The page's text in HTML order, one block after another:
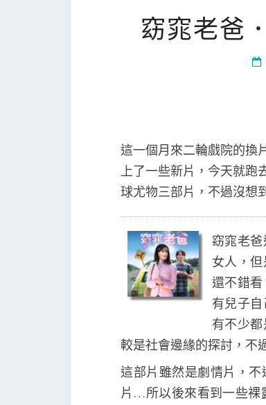
窈窕老爸
這一個月來二輪戲院的換
上了一些新片，今天就跑
球尤物三部片，不過沒想
窈窕老
女人，
還不錯
有兒子
有不少
較是社會邊緣的探討，不
這部片雖然是劇情片，
片…所以後來看到一些裸